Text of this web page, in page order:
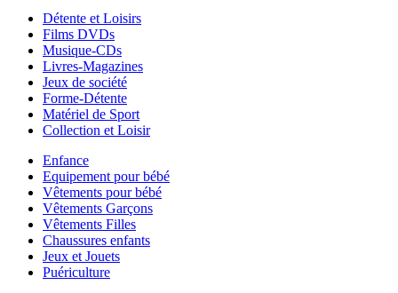
Détente et Loisirs
Films DVDs
Musique-CDs
Livres-Magazines
Jeux de société
Forme-Détente
Matériel de Sport
Collection et Loisir
Enfance
Equipement pour bébé
Vêtements pour bébé
Vêtements Garçons
Vêtements Filles
Chaussures enfants
Jeux et Jouets
Puériculture